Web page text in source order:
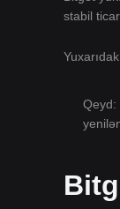
stabil
Qeyd: